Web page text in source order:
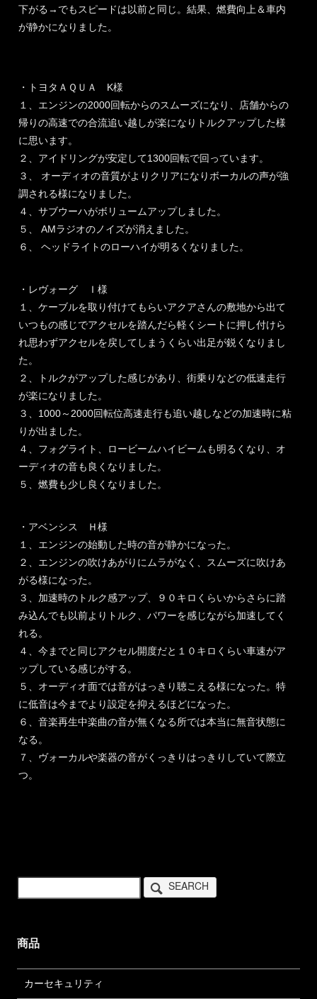
下がる→でもスピードは以前と同じ。結果、燃費向上＆車内
が静かになりました。
・トヨタＡＱＵＡ K様
１、エンジンの2000回転からのスムーズになり、店舗からの
帰りの高速での合流追い越しが楽になりトルクアップした様
に思います。
２、アイドリングが安定して1300回転で回っています。
３、 オーディオの音質がよりクリアになりボーカルの声が強
調される様になりました。
４、サブウーハがボリュームアップしました。
５、 AMラジオのノイズが消えました。
６、 ヘッドライトのローハイが明るくなりました。
・レヴォーグ Ｉ様
１、ケーブルを取り付けてもらいアクアさんの敷地から出て
いつもの感じでアクセルを踏んだら軽くシートに押し付けら
れ思わずアクセルを戻してしまうくらい出足が鋭くなりまし
た。
２、トルクがアップした感じがあり、街乗りなどの低速走行
が楽になりました。
３、1000～2000回転位高速走行も追い越しなどの加速時に粘
りが出ました。
４、フォグライト、ロービームハイビームも明るくなり、オ
ーディオの音も良くなりました。
５、燃費も少し良くなりました。
・アベンシス Ｈ様
１、エンジンの始動した時の音が静かになった。
２、エンジンの吹けあがりにムラがなく、スムーズに吹けあ
がる様になった。
３、加速時のトルク感アップ、９０キロくらいからさらに踏
み込んでも以前よりトルク、パワーを感じながら加速してく
れる。
４、今までと同じアクセル開度だと１０キロくらい車速がア
ップしている感じがする。
５、オーディオ面では音がはっきり聴こえる様になった。特
に低音は今までより設定を抑えるほどになった。
６、音楽再生中楽曲の音が無くなる所では本当に無音状態に
なる。
７、ヴォーカルや楽器の音がくっきりはっきりしていて際立
つ。
SEARCH
商品
カーセキュリティ